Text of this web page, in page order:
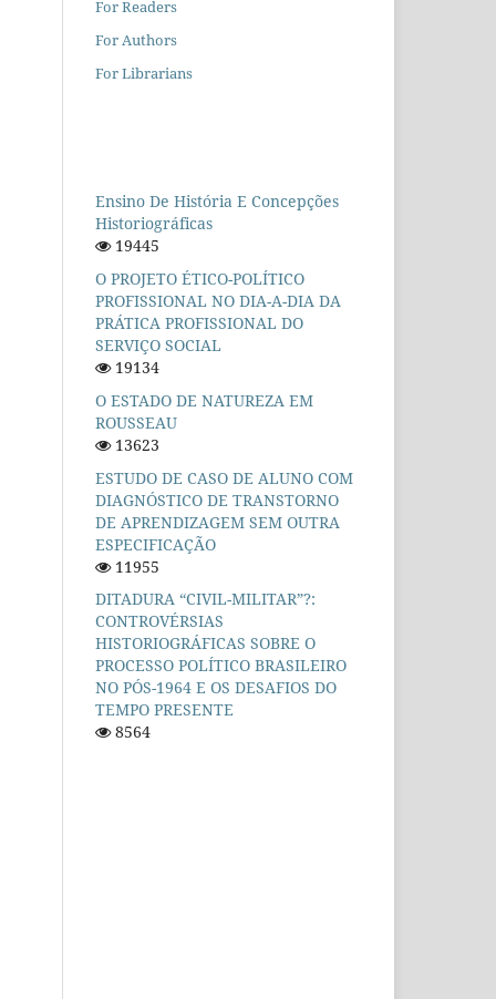
For Readers
For Authors
For Librarians
Ensino De História E Concepções
Historiográficas
19445
O PROJETO ÉTICO-POLÍTICO
PROFISSIONAL NO DIA-A-DIA DA
PRÁTICA PROFISSIONAL DO
SERVIÇO SOCIAL
19134
O ESTADO DE NATUREZA EM
ROUSSEAU
13623
ESTUDO DE CASO DE ALUNO COM
DIAGNÓSTICO DE TRANSTORNO
DE APRENDIZAGEM SEM OUTRA
ESPECIFICAÇÃO
11955
DITADURA “CIVIL-MILITAR”?:
CONTROVÉRSIAS
HISTORIOGRÁFICAS SOBRE O
PROCESSO POLÍTICO BRASILEIRO
NO PÓS-1964 E OS DESAFIOS DO
TEMPO PRESENTE
8564